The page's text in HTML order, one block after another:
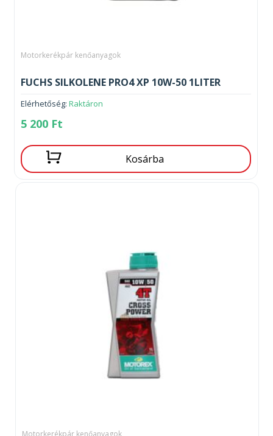
Motorkerékpár kenőanyagok
FUCHS SILKOLENE PRO4 XP 10W-50 1LITER
Elérhetőség: Raktáron
5 200 Ft
Kosárba
Motorkerékpár kenőanyagok